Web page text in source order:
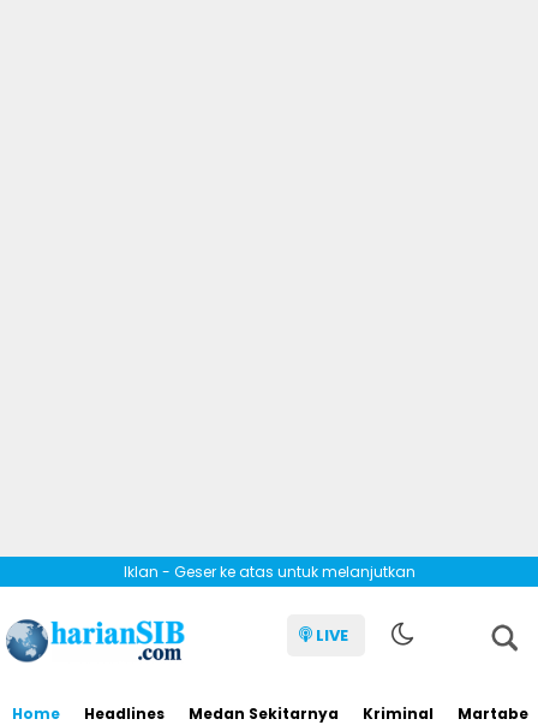
Iklan - Geser ke atas untuk melanjutkan
LIVE
Home Headlines Medan Sekitarnya Kriminal Martabe